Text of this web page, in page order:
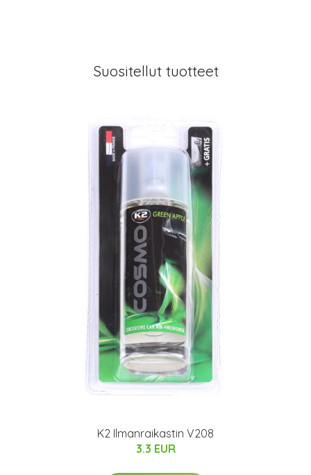
Suositellut tuotteet
K2 Ilmanraikastin V208
3.3 EUR